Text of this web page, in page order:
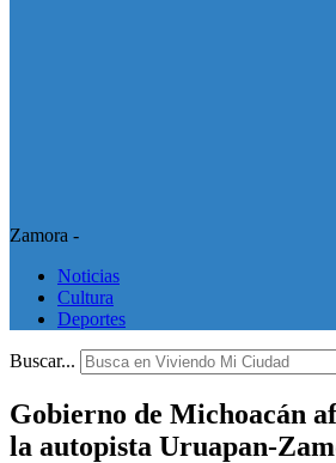
Zamora -
Noticias
Cultura
Deportes
Buscar...
Gobierno de Michoacán
la autopista Uruapan-